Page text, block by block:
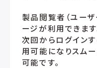
製品閲覧者（ユー
ージが利用できます
次回からログイン
用可能になりスム
可能です。